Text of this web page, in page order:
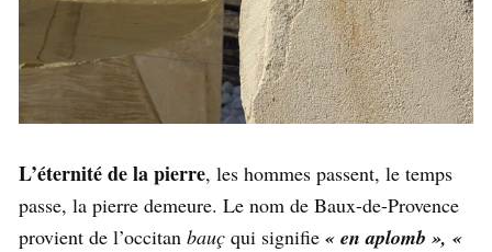
L’éternité de la pierre, les hommes passent, le temps
passe, la pierre demeure. Le nom de Baux-de-Provence
provient de l’occitan bauç qui signifie « en aplomb », «